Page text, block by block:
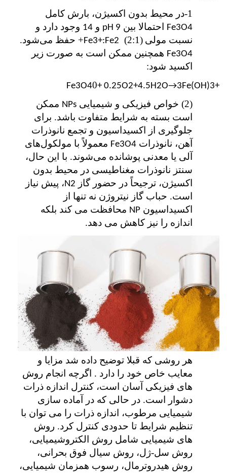
1-در محیط بدون اکسیژن، بارش کامل
Fe3O4 احتمالا بین pH 9 و14 وجود دارد و
نسبت مولی (2:1)
Fe3+:Fe2 + حفظ می‌شود.
Fe3O4 همچنین ممکن است به صورت زیر
اکسید شود:
+Fe3O4
0+ 0.25O2+4.5H2O→3Fe(OH)3
(2) خواص فیزیکی و شیمیایی NPs ممکن
است بسته به شرایط متفاوت باشد. برای
جلوگیری از اکسیداسیون و تجمع نانوذرات
آهن، نانوذراتFe3O4 معمولاً با مولکول‌های
آلی یا معدنی پوشانده می‌شوند. با این حال،
سنتز نانوذرات مغناطیسی در محیط بدون
اکسیژن، ترجیحاً در حضور گاز N2، پیش نیاز
است. حباب گاز نیتروژن نه تنها از
اکسیداسیونNP محافظت می کند بلکه
اندازه را نیز کاهش می دهد.
هر روشی که قبلا توضیح داده شد مزایا و
معایب خاص خود را دارد . اگرچه انجام روش
های فیزیکی آسان است، کنترل اندازه ذرات
دشوار است. در حالی که در آماده سازی
شیمیایی مرطوب، اندازه ذرات را می توان با
تنظیم شرایط تا حدودی کنترل کرد. روش
های شیمیایی شامل روش الکتروشیمیایی،
روش سل-ژل، روش سیال فوق بحرانی،
روش هیدروترمال، رسوب همزمان شیمیایی،